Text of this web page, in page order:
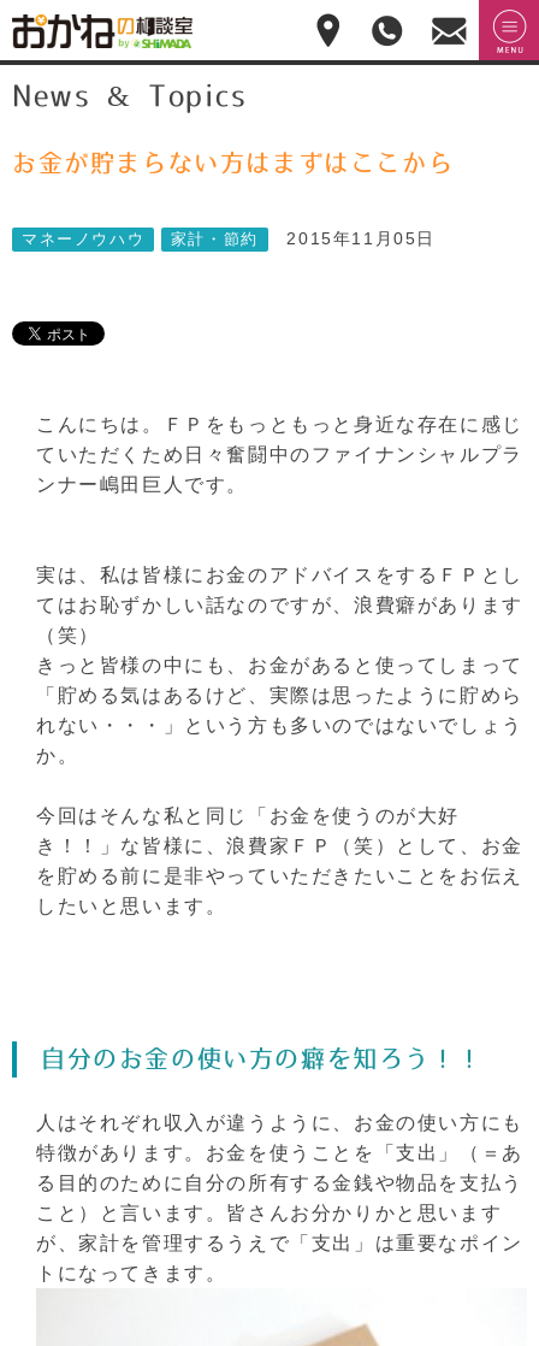
おかねの相談室 by
嶋田商事
せ
028-
4143
平
News & Topics
お金が貯まらない方はまずはここから
マネーノウハウ 家計・節約 2015年11月05日
こんにちは。ＦＰをもっともっと身近な存在に感じ
ていただくため日々奮闘中のファイナンシャルプラ
ンナー嶋田巨人です。
実は、私は皆様にお金のアドバイスをするＦＰとし
てはお恥ずかしい話なのですが、浪費癖があります
（笑）
きっと皆様の中にも、お金があると使ってしまって
「貯める気はあるけど、実際は思ったように貯めら
れない・・・」という方も多いのではないでしょう
か。
今回はそんな私と同じ「お金を使うのが大好
き！！」な皆様に、浪費家ＦＰ（笑）として、お金
を貯める前に是非やっていただきたいことをお伝え
したいと思います。
自分のお金の使い方の癖を知ろう！！
人はそれぞれ収入が違うように、お金の使い方にも
特徴があります。お金を使うことを「支出」（＝あ
る目的のために自分の所有する金銭や物品を支払う
こと）と言います。皆さんお分かりかと思います
が、家計を管理するうえで「支出」は重要なポイン
トになってきます。